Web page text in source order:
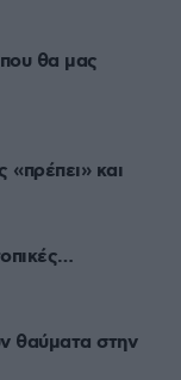
που θα μας
και
θαύματα στην